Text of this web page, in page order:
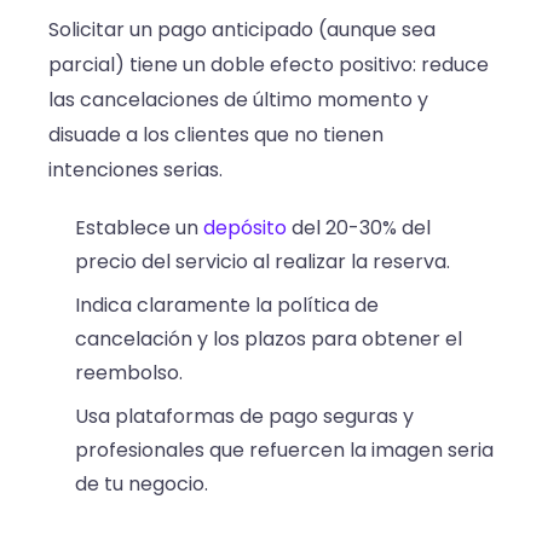
Solicitar un pago anticipado (aunque sea
parcial) tiene un doble efecto positivo: reduce
las cancelaciones de último momento y
disuade a los clientes que no tienen
intenciones serias.
Establece undepósitodel 20-30% del
precio del servicio al realizar la reserva.
Indica claramente la política de
cancelación y los plazos para obtener el
reembolso.
Usa plataformas de pago seguras y
profesionales que refuercen la imagen seria
de tu negocio.